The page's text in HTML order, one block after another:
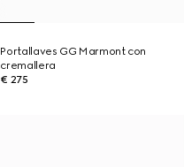
Portallaves GG Marmont con
cremallera
€ 275